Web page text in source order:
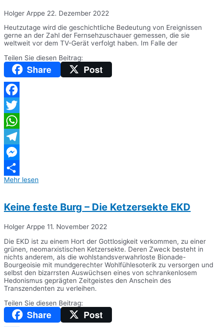
Holger Arppe 22. Dezember 2022
Heutzutage wird die geschichtliche Bedeutung von Ereignissen
gerne an der Zahl der Fernsehzuschauer gemessen, die sie
weltweit vor dem TV-Gerät verfolgt haben. Im Falle der
Teilen Sie diesen Beitrag:
Share Post
Facebook
Twitter
WhatsApp
Telegram
Messenger
Teilen
Mehr lesen
Keine feste Burg – Die Ketzersekte EKD
Holger Arppe 11. November 2022
Die EKD ist zu einem Hort der Gottlosigkeit verkommen, zu einer
grünen, neomarxistischen Ketzersekte. Deren Zweck besteht in
nichts anderem, als die wohlstandsverwahrloste Bionade-
Bourgeoisie mit mundgerechter Wohlfühlesoterik zu versorgen und
selbst den bizarrsten Auswüchsen eines von schrankenlosem
Hedonismus geprägten Zeitgeistes den Anschein des
Transzendenten zu verleihen.
Teilen Sie diesen Beitrag:
Share Post